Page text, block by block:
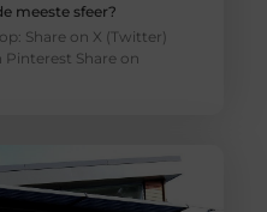
meeste sfeer?
Share on X (Twitter)
Pinterest Share on